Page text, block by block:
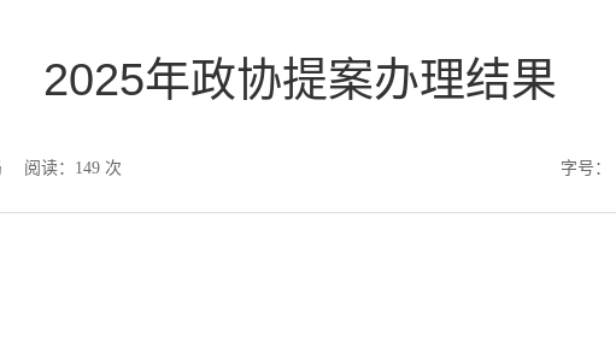
2025年政协提案办理结果
阅读： 149 次 字号：